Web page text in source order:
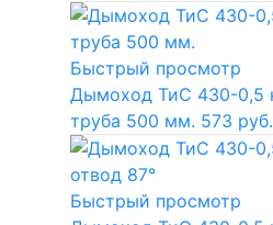
Быстрый просмотр
Дымоход ТиС 430-0,5
труба 500 мм. 573 руб.
Быстрый просмотр